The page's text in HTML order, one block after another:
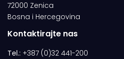
72000 Zenica
Bosna i Hercegovina
Kontaktirajte nas
Tel.: +387 (0)32 441-200